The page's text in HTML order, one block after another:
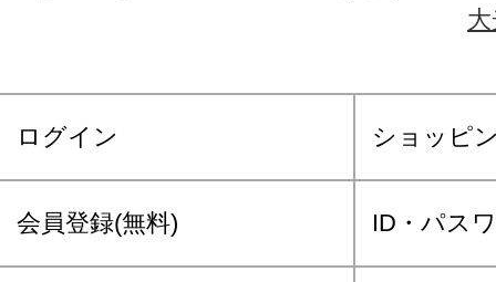
ログイン ショッピ
会員登録(無料) ID・パス